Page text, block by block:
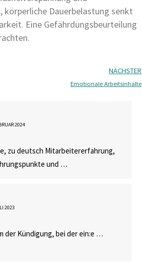
körperliche Dauerbelastung senkt
Eine Gefährdungsbeurteilung
NÄCHSTER
Emotionale Arbeitsinhalte
2024
zu deutsch Mitarbeitererfahrung,
und …
2023
der Kündigung, bei der ein:e …